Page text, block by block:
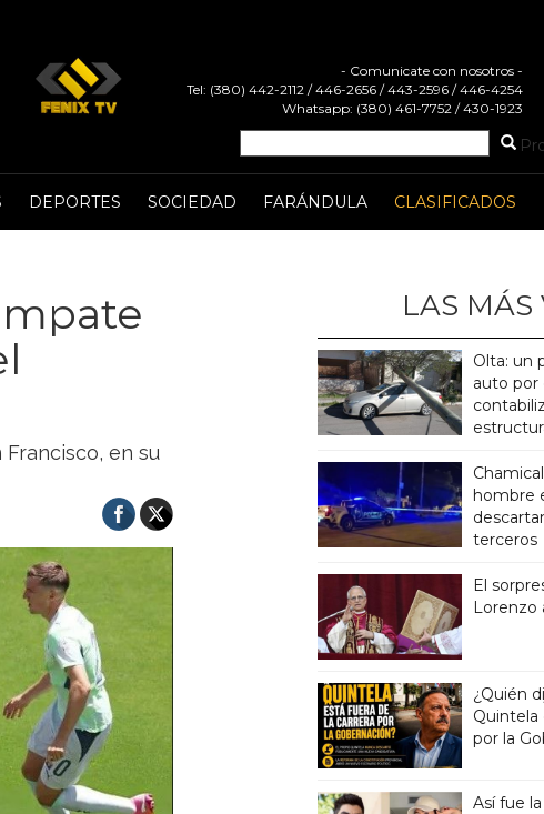
- Comunicate con nosotros -
Tel: (380) 442-2112 / 446-2656 / 443-2596 / 446-4254
Whatsapp: (380) 461-7752 / 430-1923
DEPORTES SOCIEDAD FARÁNDULA CLASIFICADOS
en su
LAS MÁS
Olta: un
auto por
hombre
terceros
El
Lorenzo
¿Quién
Quintela
por la
Así fue